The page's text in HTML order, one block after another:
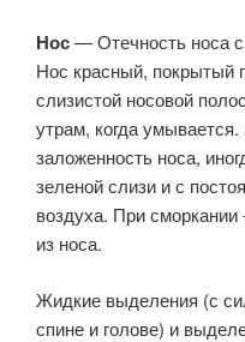
Нос— Отечность носа
Нос красный, покрытый
слизистой носовой
утрам, когда
заложенность носа,
зеленой слизи и с
воздуха. При
из носа.
Жидкие выделения (с
спине и голове) и